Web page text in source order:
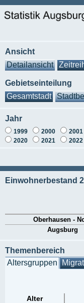
Ansicht
Detailansicht
Gebietseinteilung
Gesamtstadt
Jahr
1999 2000 2001
2020
2021 2022
Einwohnerbestand
Oberhausen -
Augsburg
Themenbereich
Altersgruppen
Alter